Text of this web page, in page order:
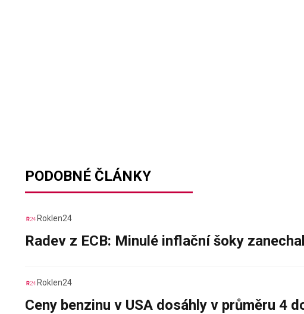
PODOBNÉ ČLÁNKY
Roklen24
Radev z ECB: Minulé inflační šoky
Roklen24
Ceny benzinu v USA dosáhly v průměru 4